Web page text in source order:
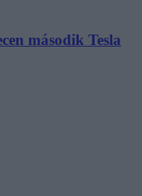
második Tesla